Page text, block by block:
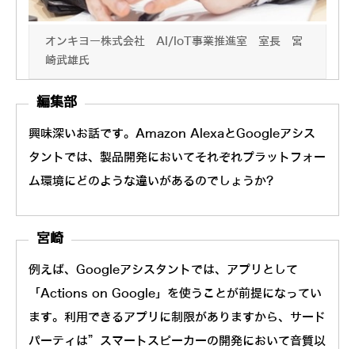
オンキヨー株式会社 AI/IoT事業推進室 室長 宮
崎武雄氏
編集部
興味深いお話です。Amazon AlexaとGoogleアシス
タントでは、製品開発においてそれぞれプラットフォー
ム環境にどのような違いがあるのでしょうか?
宮崎
例えば、Googleアシスタントでは、アプリとして
「Actions on Google」を使うことが前提になってい
ます。利用できるアプリに制限がありますから、サード
パーティは”スマートスピーカーの開発において音質以